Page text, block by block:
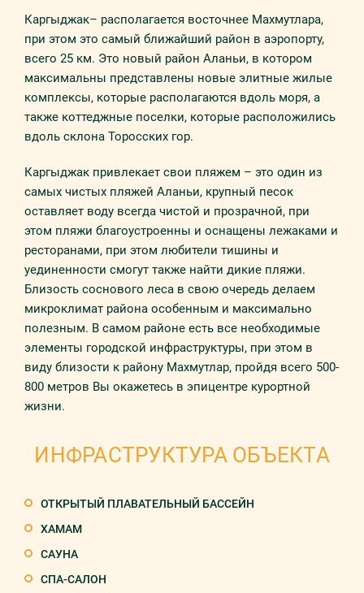
Каргыджак– располагается восточнее Махмутлара,
при этом это самый ближайший район в аэропорту,
всего 25 км. Это новый район Аланьи, в котором
максимальны представлены новые элитные жилые
комплексы, которые располагаются вдоль моря, а
также коттеджные поселки, которые расположились
вдоль склона Торосских гор.
Каргыджак привлекает свои пляжем – это один из
самых чистых пляжей Аланьи, крупный песок
оставляет воду всегда чистой и прозрачной, при
этом пляжи благоустроенны и оснащены лежаками и
ресторанами, при этом любители тишины и
уединенности смогут также найти дикие пляжи.
Близость соснового леса в свою очередь делаем
микроклимат района особенным и максимально
полезным. В самом районе есть все необходимые
элементы городской инфраструктуры, при этом в
виду близости к району Махмутлар, пройдя всего 500-
800 метров Вы окажетесь в эпицентре курортной
жизни.
ИНФРАСТРУКТУРА ОБЪЕКТА
ОТКРЫТЫЙ ПЛАВАТЕЛЬНЫЙ БАССЕЙН
ХАМАМ
САУНА
СПА-САЛОН